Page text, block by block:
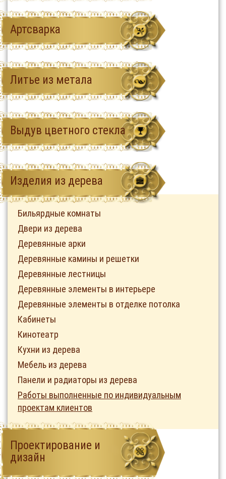
Артсварка
Литье из метала
Выдув цветного стекла
Изделия из дерева
Бильярдные комнаты
Двери из дерева
Деревянные арки
Деревянные камины и решетки
Деревянные лестницы
Деревянные элементы в интерьере
Деревянные элементы в отделке потолка
Кабинеты
Кинотеатр
Кухни из дерева
Мебель из дерева
Панели и радиаторы из дерева
Работы выполненные по индивидуальным
проектам клиентов
Проектирование и
дизайн